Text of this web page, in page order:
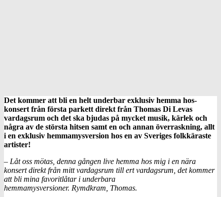
Det kommer att bli en helt underbar exklusiv hemma hos-
konsert från första parkett direkt från Thomas Di Levas
vardagsrum och det ska bjudas på mycket musik, kärlek och
några av de största hitsen samt en och annan överraskning, allt
i en exklusiv hemmamysversion hos en av Sveriges folkkäraste
artister!
– Låt oss mötas, denna gången live hemma hos mig i en nära
konsert direkt från mitt vardagsrum till ert vardagsrum, det kommer
att bli mina favoritlåtar i underbara
hemmamysversioner. Rymdkram, Thomas.